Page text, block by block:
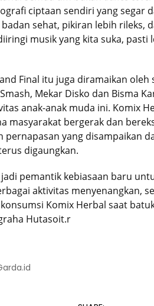
ciptaan sendiri yang segar
sehat, pikiran lebih rileks,
musik yang kita suka, pasti
Final itu juga diramaikan oleh
Mekar Disko dan Bisma
anak-anak muda ini. Komix
masyarakat bergerak dan
pernapasan yang disampaikan
digaungkan.
pemantik kebiasaan baru
aktivitas menyenangkan,
Komix Herbal saat
Hutasoit.r